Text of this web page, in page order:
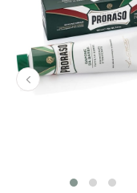
JİLETLİ TIRAŞ
Cildinizi tıraşa
için, daima sıcak duş
Cildinizi yumuşatmak
köpük uygulayın.
cildin üzerindeki ölü
kılları kaldırarak
gereken 30°